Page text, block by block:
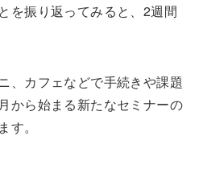
を振り返ってみると、2週間
、カフェなどで手続きや課題
から始まる新たなセミナーの
。